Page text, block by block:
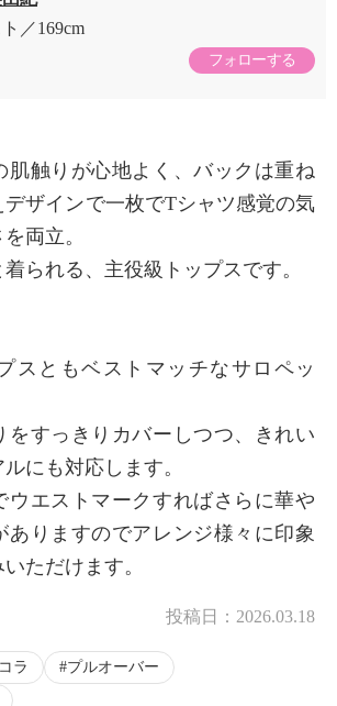
169cm
フォローする
肌触りが心地よく、バックは重ね
ザインで一枚でTシャツ感覚の気
両立。
られる、主役級トップスです。
スともベストマッチなサロペッ
をすっきりカバーしつつ、きれい
にも対応します。
ウエストマークすればさらに華や
ありますのでアレンジ様々に印象
ただけます。
投稿日： 2026.03.18
ラ
プルオーバー